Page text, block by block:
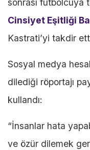
sonrası futbolcuya
Cinsiyet Eşitliği
Kastrati’yi takdir
Sosyal medya
dilediği röportajı
kullandı:
“İnsanlar hata
ve özür dilemek